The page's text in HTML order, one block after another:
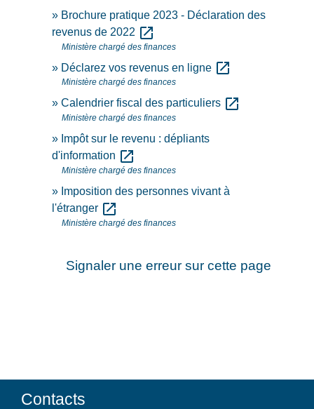
Brochure pratique 2023 - Déclaration des
revenus de 2022 open_in_new
Ministère chargé des finances
Déclarez vos revenus en ligne open_in_new
Ministère chargé des finances
Calendrier fiscal des particuliers open_in_new
Ministère chargé des finances
Impôt sur le revenu : dépliants
d'information open_in_new
Ministère chargé des finances
Imposition des personnes vivant à
l'étranger open_in_new
Ministère chargé des finances
Signaler une erreur sur cette page
Contacts